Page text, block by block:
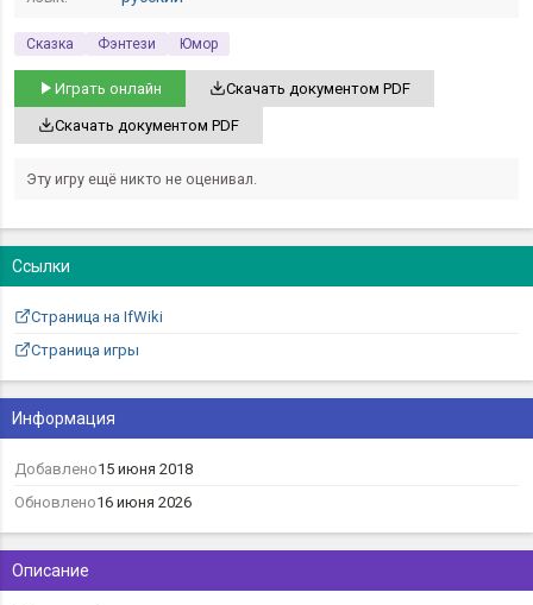
Сказка Фэнтези Юмор
Играть онлайн Скачать документом PDF
Скачать документом PDF
Эту игру ещё никто не оценивал.
Описание
Ссылки
Страница на IfWiki
Страница игры
Информация
Добавлено15 июня 2018
Обновлено16 июня 2026